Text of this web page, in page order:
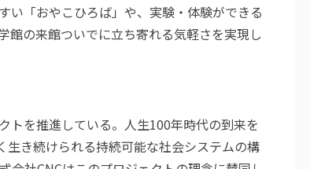
い「おやこひろば」や、実験・体験ができる
館の来館ついでに立ち寄れる気軽さを実現し
トを推進している。人生100年時代の到来を
き続けられる持続可能な社会システムの構